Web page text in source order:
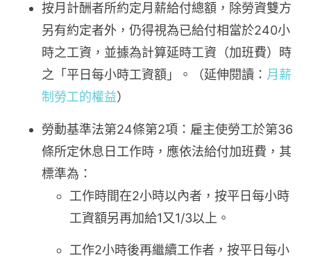
按月計酬者所約定月薪給付總額，除勞資雙方
另有約定者外，仍得視為已給付相當於240小
時之工資，並據為計算延時工資（加班費）時
之「平日每小時工資額」。（延伸閱讀： 月薪
制勞工的權益）
勞動基準法第24條第2項：雇主使勞工於第36
條所定休息日工作時，應依法給付加班費，其
標準為：
工作時間在2小時以內者，按平日每小時
工資額另再加給1又1/3以上。
工作2小時後再繼續工作者，按平日每小